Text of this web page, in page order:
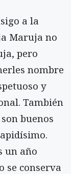
a la
Maruja no
pero
nombre
y
También
buenos
un año
se conserva